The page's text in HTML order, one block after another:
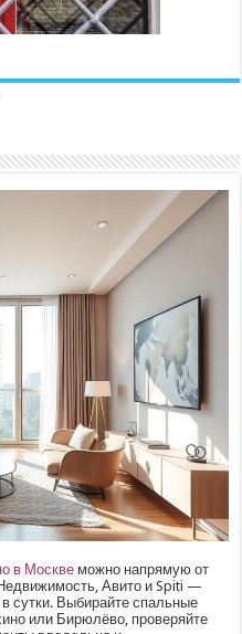
в Москве можно напрямую от
Авито и Spiti —
сутки. Выбирайте спальные
или Бирюлёво, проверяйте